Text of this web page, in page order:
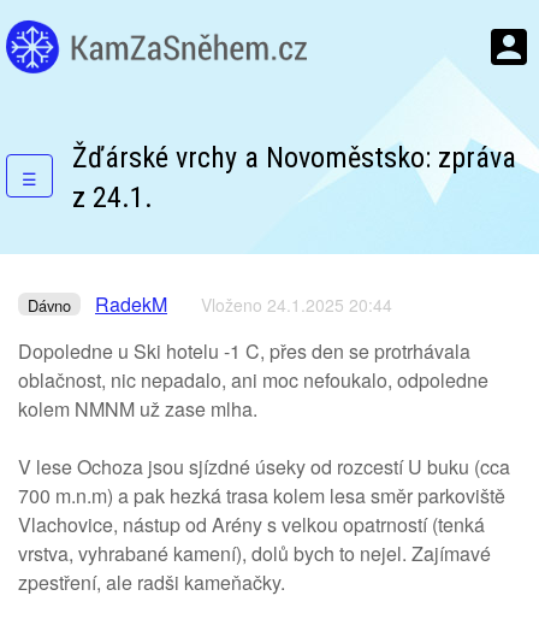
☰
Žďárské vrchy a Novoměstsko: zpráva
z 24.1.
Dávno RadekM Vloženo 24.1.2025 20:44
Dopoledne u Ski hotelu -1 C, přes den se protrhávala
oblačnost, nic nepadalo, ani moc nefoukalo, odpoledne
kolem NMNM už zase mlha.
V lese Ochoza jsou sjízdné úseky od rozcestí U buku (cca
700 m.n.m) a pak hezká trasa kolem lesa směr parkoviště
Vlachovice, nástup od Arény s velkou opatrností (tenká
vrstva, vyhrabané kamení), dolů bych to nejel. Zajímavé
zpestření, ale radši kameňačky.